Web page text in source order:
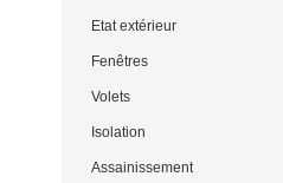
Etat extérieur
Fenêtres
Volets
Isolation
Assainissement